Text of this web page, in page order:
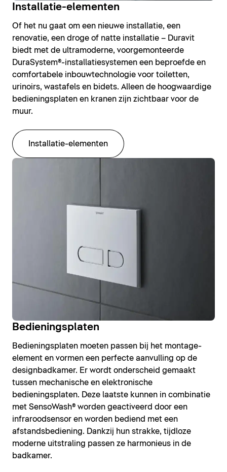
Installatie-elementen
Of het nu gaat om een nieuwe installatie, een
renovatie, een droge of natte installatie – Duravit
biedt met de ultramoderne, voorgemonteerde
DuraSystem®-installatiesystemen een beproefde en
comfortabele inbouwtechnologie voor toiletten,
urinoirs, wastafels en bidets. Alleen de hoogwaardige
bedieningsplaten en kranen zijn zichtbaar voor de
muur.
Installatie-elementen
Bedieningsplaten
Bedieningsplaten moeten passen bij het montage-
element en vormen een perfecte aanvulling op de
designbadkamer. Er wordt onderscheid gemaakt
tussen mechanische en elektronische
bedieningsplaten. Deze laatste kunnen in combinatie
met SensoWash® worden geactiveerd door een
infraroodsensor en worden bediend met een
afstandsbediening. Dankzij hun strakke, tijdloze
moderne uitstraling passen ze harmonieus in de
badkamer.